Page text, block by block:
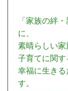
「家族の絆
に、
素晴らしい家
子育てに関す
幸福に生きる
す。